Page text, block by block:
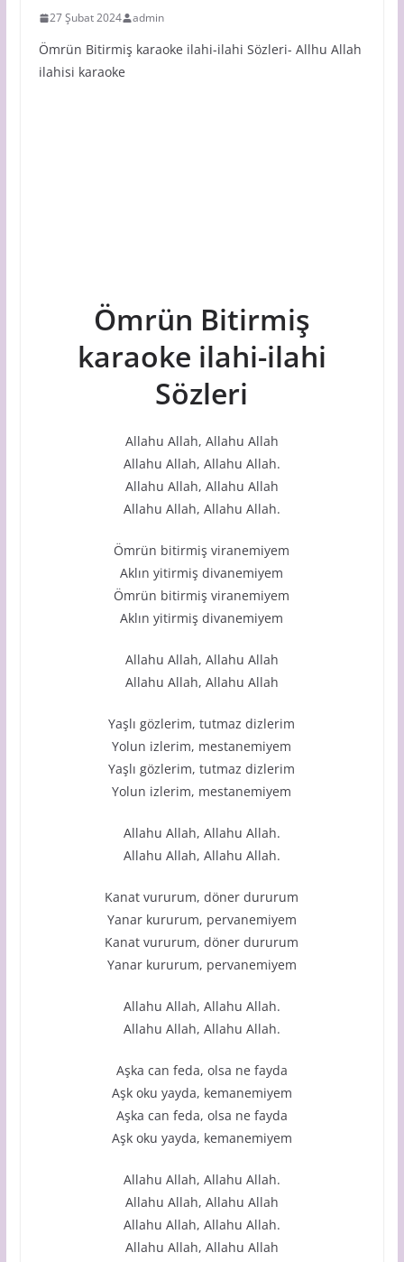
27 Şubat 2024 admin
Ömrün Bitirmiş karaoke ilahi-ilahi Sözleri- Allhu Allah
ilahisi karaoke
Ömrün Bitirmiş
karaoke ilahi-ilahi
Sözleri
Allahu Allah, Allahu Allah
Allahu Allah, Allahu Allah.
Allahu Allah, Allahu Allah
Allahu Allah, Allahu Allah.
Ömrün bitirmiş viranemiyem
Aklın yitirmiş divanemiyem
Ömrün bitirmiş viranemiyem
Aklın yitirmiş divanemiyem
Allahu Allah, Allahu Allah
Allahu Allah, Allahu Allah
Yaşlı gözlerim, tutmaz dizlerim
Yolun izlerim, mestanemiyem
Yaşlı gözlerim, tutmaz dizlerim
Yolun izlerim, mestanemiyem
Allahu Allah, Allahu Allah.
Allahu Allah, Allahu Allah.
Kanat vururum, döner dururum
Yanar kururum, pervanemiyem
Kanat vururum, döner dururum
Yanar kururum, pervanemiyem
Allahu Allah, Allahu Allah.
Allahu Allah, Allahu Allah.
Aşka can feda, olsa ne fayda
Aşk oku yayda, kemanemiyem
Aşka can feda, olsa ne fayda
Aşk oku yayda, kemanemiyem
Allahu Allah, Allahu Allah.
Allahu Allah, Allahu Allah
Allahu Allah, Allahu Allah.
Allahu Allah, Allahu Allah